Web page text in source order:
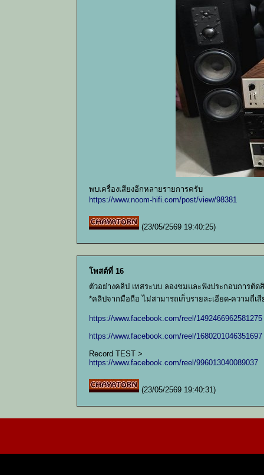
พบเครื่องเสียงอีกหลายรายการครับ
https://www.noom-hifi.com/post/view/98381
(23/05/2569 19:40:25)
โพสต์ที่ 16
ตัวอย่างคลิป เทสระบบ ลองชมและฟังประกอบการตัด
*คลิปจากมือถือ ไม่สามารถเก็บรายละเอียด-ความถี่เ
https://www.facebook.com/reel/1492466962581275
https://www.facebook.com/reel/1680201046351697
Record TEST >
https://www.facebook.com/reel/996013040089037
(23/05/2569 19:40:31)